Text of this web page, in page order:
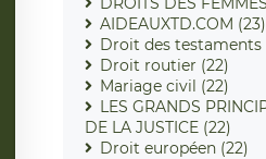
AIDEAUXTD.COM (23)
Droit des testaments
Droit routier (22)
Mariage civil (22)
LES GRANDS
DE LA JUSTICE (22)
Droit européen (22)